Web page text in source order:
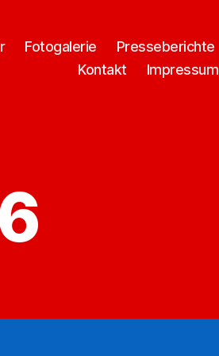
Fotogalerie Presseberichte
Kontakt
Impressum